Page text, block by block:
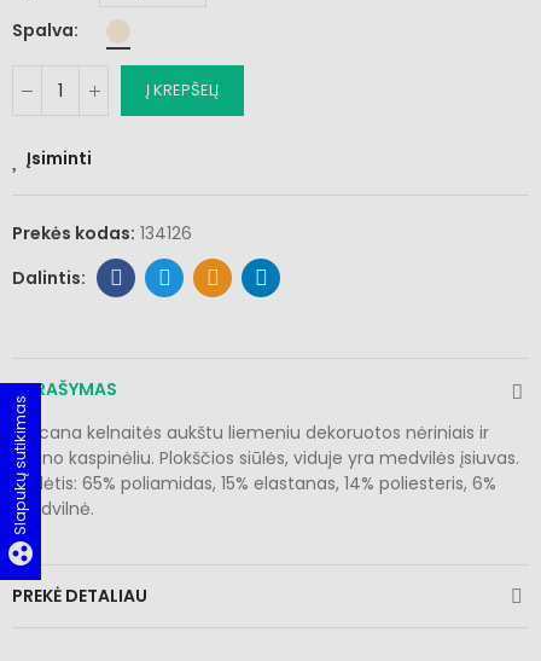
Spalva
Į KREPŠELĮ
Įsiminti
Prekės kodas: 134126
APRAŠYMAS
Lascana kelnaitės aukštu liemeniu dekoruotos nėriniais ir
satino kaspinėliu. Plokščios siūlės, viduje yra medvilės įsiuvas.
Sudėtis: 65% poliamidas, 15% elastanas, 14% poliesteris, 6%
medvilnė.
PREKĖ DETALIAU
group_work
Slapukų sutikimas